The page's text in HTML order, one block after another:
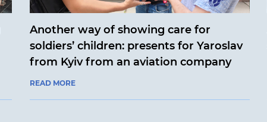
Another way of showing care for
soldiers’ children: presents for Yaroslav
from Kyiv from an aviation company
READ MORE